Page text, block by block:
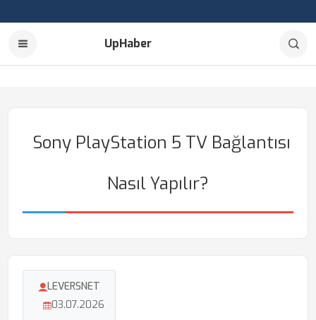
UpHaber
Sony PlayStation 5 TV Bağlantısı
Nasıl Yapılır?
LEVERSNET
03.07.2026